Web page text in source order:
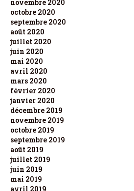
novembre 2020
octobre 2020
septembre 2020
août 2020
juillet 2020
juin 2020
mai 2020
avril 2020
mars 2020
février 2020
janvier 2020
décembre 2019
novembre 2019
octobre 2019
septembre 2019
août 2019
juillet 2019
juin 2019
mai 2019
avril 2019